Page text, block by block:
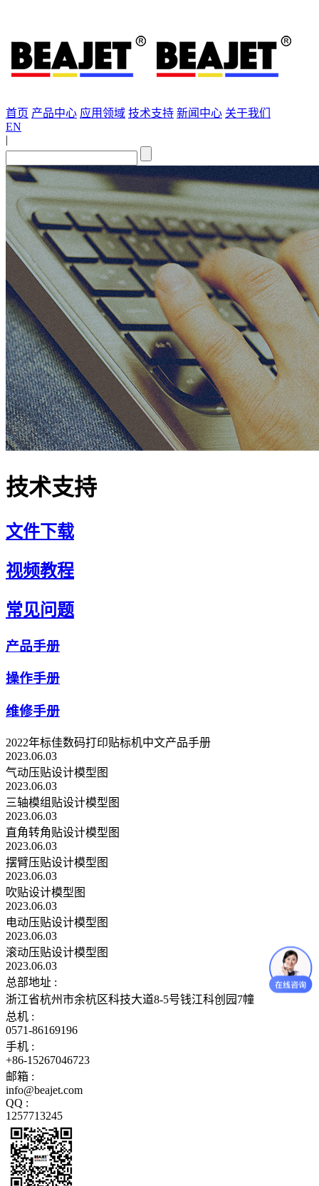
首页 产品中心 应用领域 技术支持 新闻中心 关于我们
EN
|
技术支持
文件下载
视频教程
常见问题
产品手册
操作手册
维修手册
2022年标佳数码打印贴标机中文产品手册
2023.06.03
气动压贴设计模型图
2023.06.03
三轴模组贴设计模型图
2023.06.03
直角转角贴设计模型图
2023.06.03
摆臂压贴设计模型图
2023.06.03
吹贴设计模型图
2023.06.03
电动压贴设计模型图
2023.06.03
滚动压贴设计模型图
2023.06.03
总部地址 :
浙江省杭州市余杭区科技大道8-5号钱江科创园7幢
总机 :
0571-86169196
手机 :
+86-15267046723
邮箱 :
info@beajet.com
QQ :
1257713245